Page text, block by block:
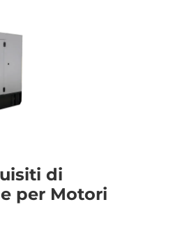
di
per Motori